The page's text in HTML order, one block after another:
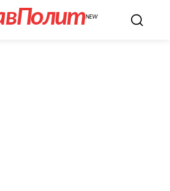
NEW